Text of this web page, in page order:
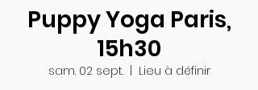
Puppy Yoga Paris,
15h30
sam. 02 sept.
  |
Lieu à définir